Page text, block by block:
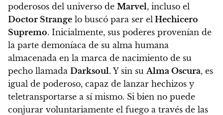
poderosos del universo de Marvel, incluso el
Doctor Strange lo buscó para ser el Hechicero
Supremo. Inicialmente, sus poderes provenían de
la parte demoníaca de su alma humana
almacenada en la marca de nacimiento de su
pecho llamada Darksoul. Y sin su Alma Oscura, es
igual de poderoso, capaz de lanzar hechizos y
teletransportarse a sí mismo. Si bien no puede
conjurar voluntariamente el fuego a través de las